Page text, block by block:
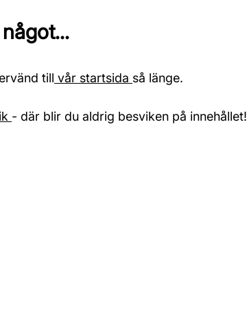
till vår startsida så länge.
- där blir du aldrig besviken på innehållet!